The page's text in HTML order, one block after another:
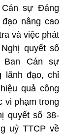
Cán sự Đảng
nâng cao
và việc phát
quyết số
Ban Cán sự
lãnh đạo, chỉ
quả công
vi phạm trong
quyết số 38-
uỷ TTCP về